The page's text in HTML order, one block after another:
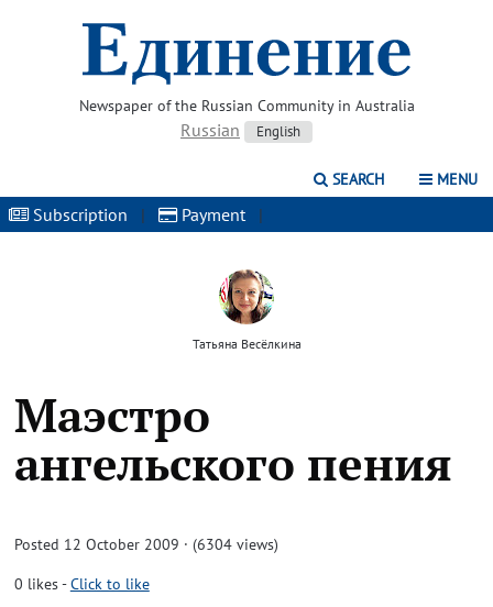
Newspaper of the Russian Community in Australia
Russian English
SEARCH MENU
Subscription | Payment |
Татьяна Весёлкина
Маэстро
ангельского пения
Posted 12 October 2009 · (6304 views)
0 likes-Click to like